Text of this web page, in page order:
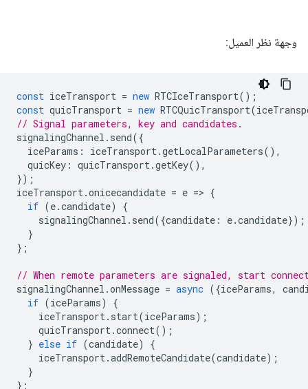
وجهة نظر العميل:
const iceTransport = new RTCIceTransport();
const quicTransport = new RTCQuicTransport(
// Signal parameters, key and candidates.
signalingChannel . send({
iceParams : iceTransport.getLocalParameters(),
quicKey : quicTransport.getKey(),
});
iceTransport.onicecandidate = e => {
if (e.candidate)
{
signalingChannel . send({candidate : e.candidate});
}
};
// When remote parameters are signaled, start
signalingChannel .onMessage = async ({iceParams,
if (iceParams)
{
iceTransport. start(iceParams);
quicTransport.connect();
} else if (candidate)
{
iceTransport.addRemoteCandidate(candidate);
}
};